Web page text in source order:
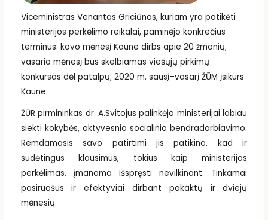
Viceministras Venantas Griciūnas, kuriam yra patikėti
ministerijos perkėlimo reikalai, paminėjo konkrečius
terminus: kovo mėnesį Kaune dirbs apie 20 žmonių;
vasario mėnesį bus skelbiamas viešųjų pirkimų
konkursas dėl patalpų; 2020 m. sausį–vasarį ŽŪM įsikurs
Kaune.
ŽŪR pirmininkas dr. A.Svitojus palinkėjo ministerijai labiau
siekti kokybės, aktyvesnio socialinio bendradarbiavimo.
Remdamasis savo patirtimi jis patikino, kad ir
sudėtingus klausimus, tokius kaip ministerijos
perkėlimas, įmanoma išspręsti nevilkinant. Tinkamai
pasiruošus ir efektyviai dirbant pakaktų ir dviejų
mėnesių.